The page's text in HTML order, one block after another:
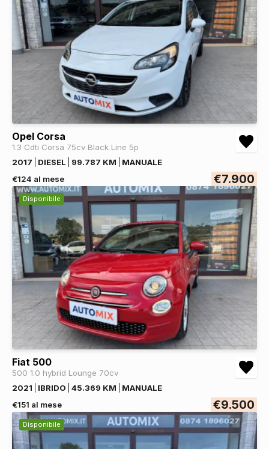
Opel Corsa
1.3 Cdti Corsa 75cv Black Line 5p
2017
DIESEL 99.787 KM
MANUALE
€124 al mese
€7.900
Disponibile
Fiat 500
500 1.0 hybrid Lounge 70cv
2021
IBRIDO 45.369 KM
MANUALE
€151 al mese
€9.500
Disponibile